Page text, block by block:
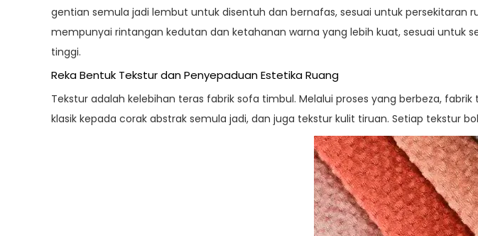
gentian semula jadi lembut untuk disentuh dan bernafas, sesuai untuk
mempunyai rintangan kedutan dan ketahanan warna yang lebih kuat, sesuai untuk
tinggi.
Reka Bentuk Tekstur dan Penyepaduan Estetika Ruang
Tekstur adalah kelebihan teras fabrik sofa timbul. Melalui proses yang berbeza,
klasik kepada corak abstrak semula jadi, dan juga tekstur kulit tiruan. Setiap tekstur